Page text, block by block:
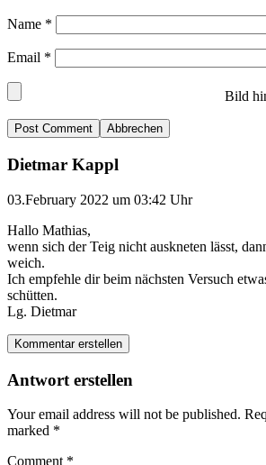
Name *
Email *
Bild
Abbrechen
Dietmar Kappl
03.February 2022 um 03:42 Uhr
Hallo Mathias,
wenn sich der Teig nicht auskneten lässt,
weich.
Ich empfehle dir beim nächsten Versuch
schütten.
Lg. Dietmar
Kommentar erstellen
Antwort erstellen
Your email address will not be published.
marked *
Comment *